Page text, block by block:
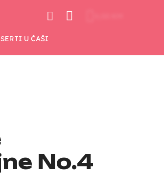
U ČAŠI
No.4